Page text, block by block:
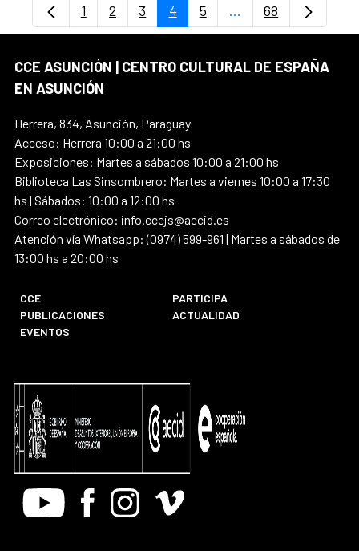
Página
1 Página
2 Página
3 Página
4 Página
5 ...PáginasPágina
68
CCE ASUNCIÓN | CENTRO CULTURAL DE ESPAÑA
EN ASUNCIÓN
Herrera, 834, Asunción, Paraguay
Acceso: Herrera 10:00 a 21:00 hs
Exposiciones: Martes a sábados 10:00 a 21:00 hs
Biblioteca Las Sinsombrero: Martes a viernes 10:00 a 17:30
hs | Sábados: 10:00 a 12:00 hs
Correo electrónico: info.ccejs@aecid.es
Atención vía Whatsapp: (0974) 599-961 | Martes a sábados de
13:00 hs a 20:00 hs
CCE
PARTICIPA
PUBLICACIONES
ACTUALIDAD
EVENTOS
Youtube FacebookInstagram
Vimeo